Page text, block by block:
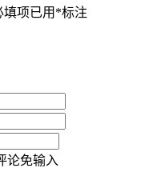
填项已用 *标注
论免输入